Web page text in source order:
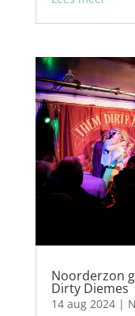
Noorderzon
Dirty Diemes
14 aug 2024|